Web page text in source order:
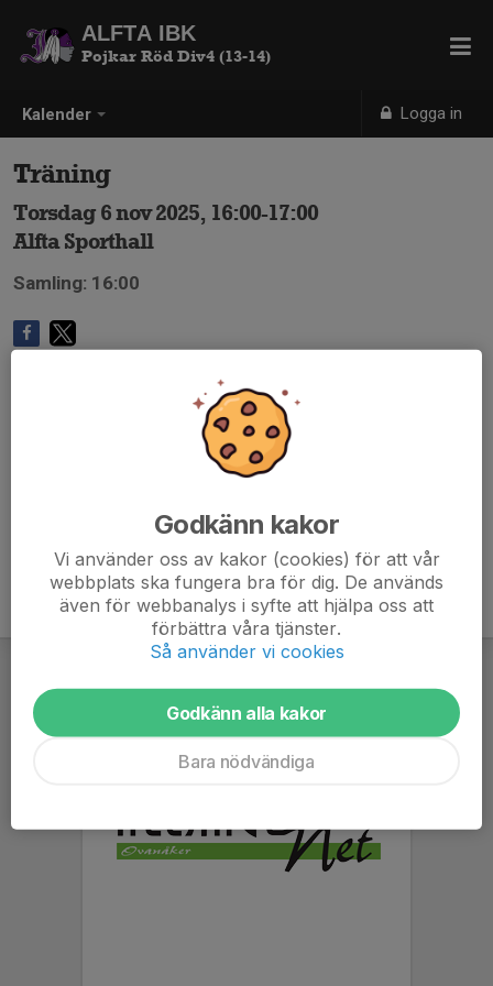
Kalender Logga in
ALFTA IBK
Pojkar Röd Div4 (13-14)
Träning
Torsdag 6 nov 2025, 16:00-17:00
Alfta Sporthall
Samling: 16:00
Godkänn kakor
Vi använder oss av kakor (cookies) för att vår
webbplats ska fungera bra för dig. De används
även för webbanalys i syfte att hjälpa oss att
förbättra våra tjänster.
Så använder vi cookies
Godkänn alla kakor
Bara nödvändiga